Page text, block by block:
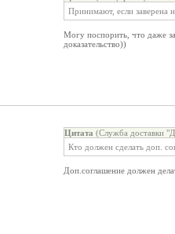
Принимают, если заверена
Могу поспорить, что даже
доказательство))
Цитата (Служба доставки
Кто должен сделать доп.
Доп.соглашение должен